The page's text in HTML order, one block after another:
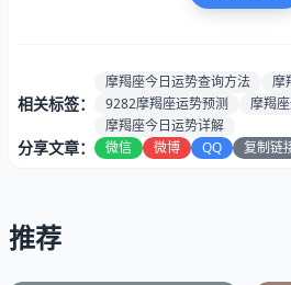
健康指
80%（优秀边缘，坚持
速配星座:
天秤座和水瓶座
最佳时段:
相关标签：
摩羯座今日运势查询方法
摩
9282摩羯座运势预测
摩羯
摩羯座今日运势详解
分享文章： 微信 微博 QQ 复制链
推荐